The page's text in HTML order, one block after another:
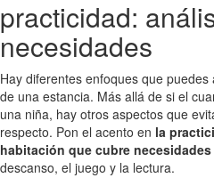
practicidad:
necesidades
Hay diferentes enfoques que
de una estancia. Más allá de si el
una niña, hay otros aspectos que
respecto. Pon el acento en la
habitación que cubre necesidades
descanso, el juego y la lectura.